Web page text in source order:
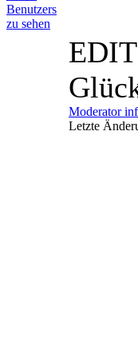
Moderator
Letzte